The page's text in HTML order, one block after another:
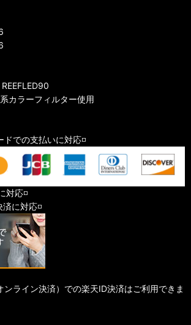
カラーフィルター使用
ドでの支払いに対応◽️
対応◽️
に対応◽️
ンライン決済）での楽天ID決済はご利用できま